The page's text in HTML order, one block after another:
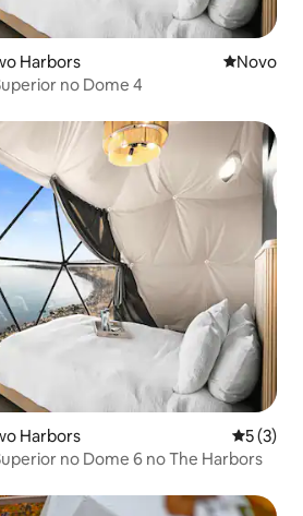
Harbors Novo
Novo
no Dome 4
Harbors
5 (3)
no Dome 6 no The Harbors